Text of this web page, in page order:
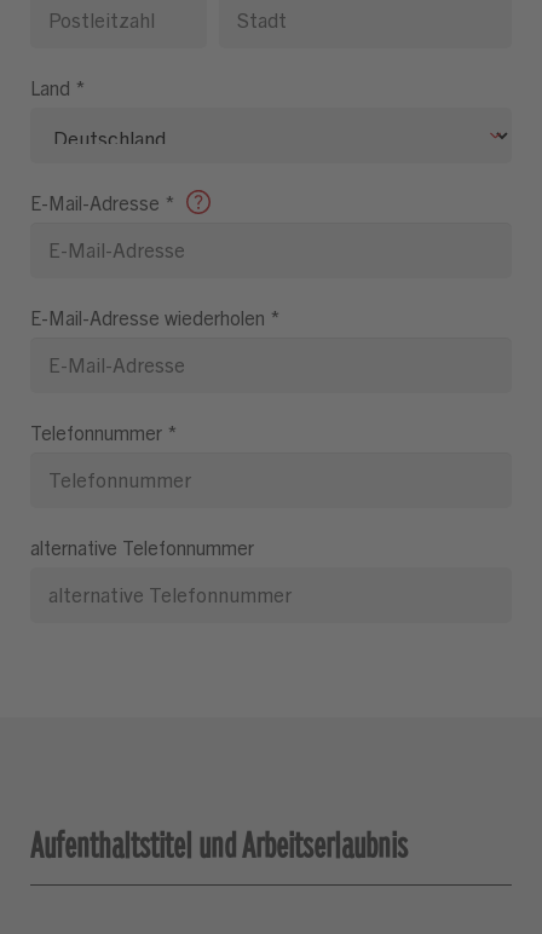
Land *
E-Mail-Adresse *
E-Mail-Adresse wiederholen *
Telefonnummer *
alternative Telefonnummer
Aufenthaltstitel und Arbeitserlaubnis